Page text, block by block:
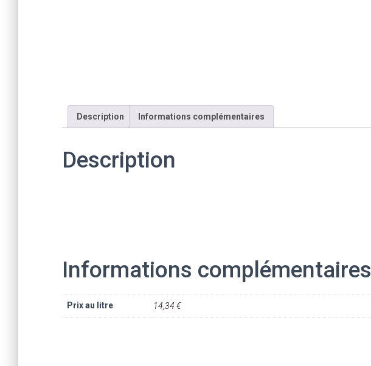
Description Informations complémentaires
Description
Informations complémentaires
Prix au litre 14,34 €